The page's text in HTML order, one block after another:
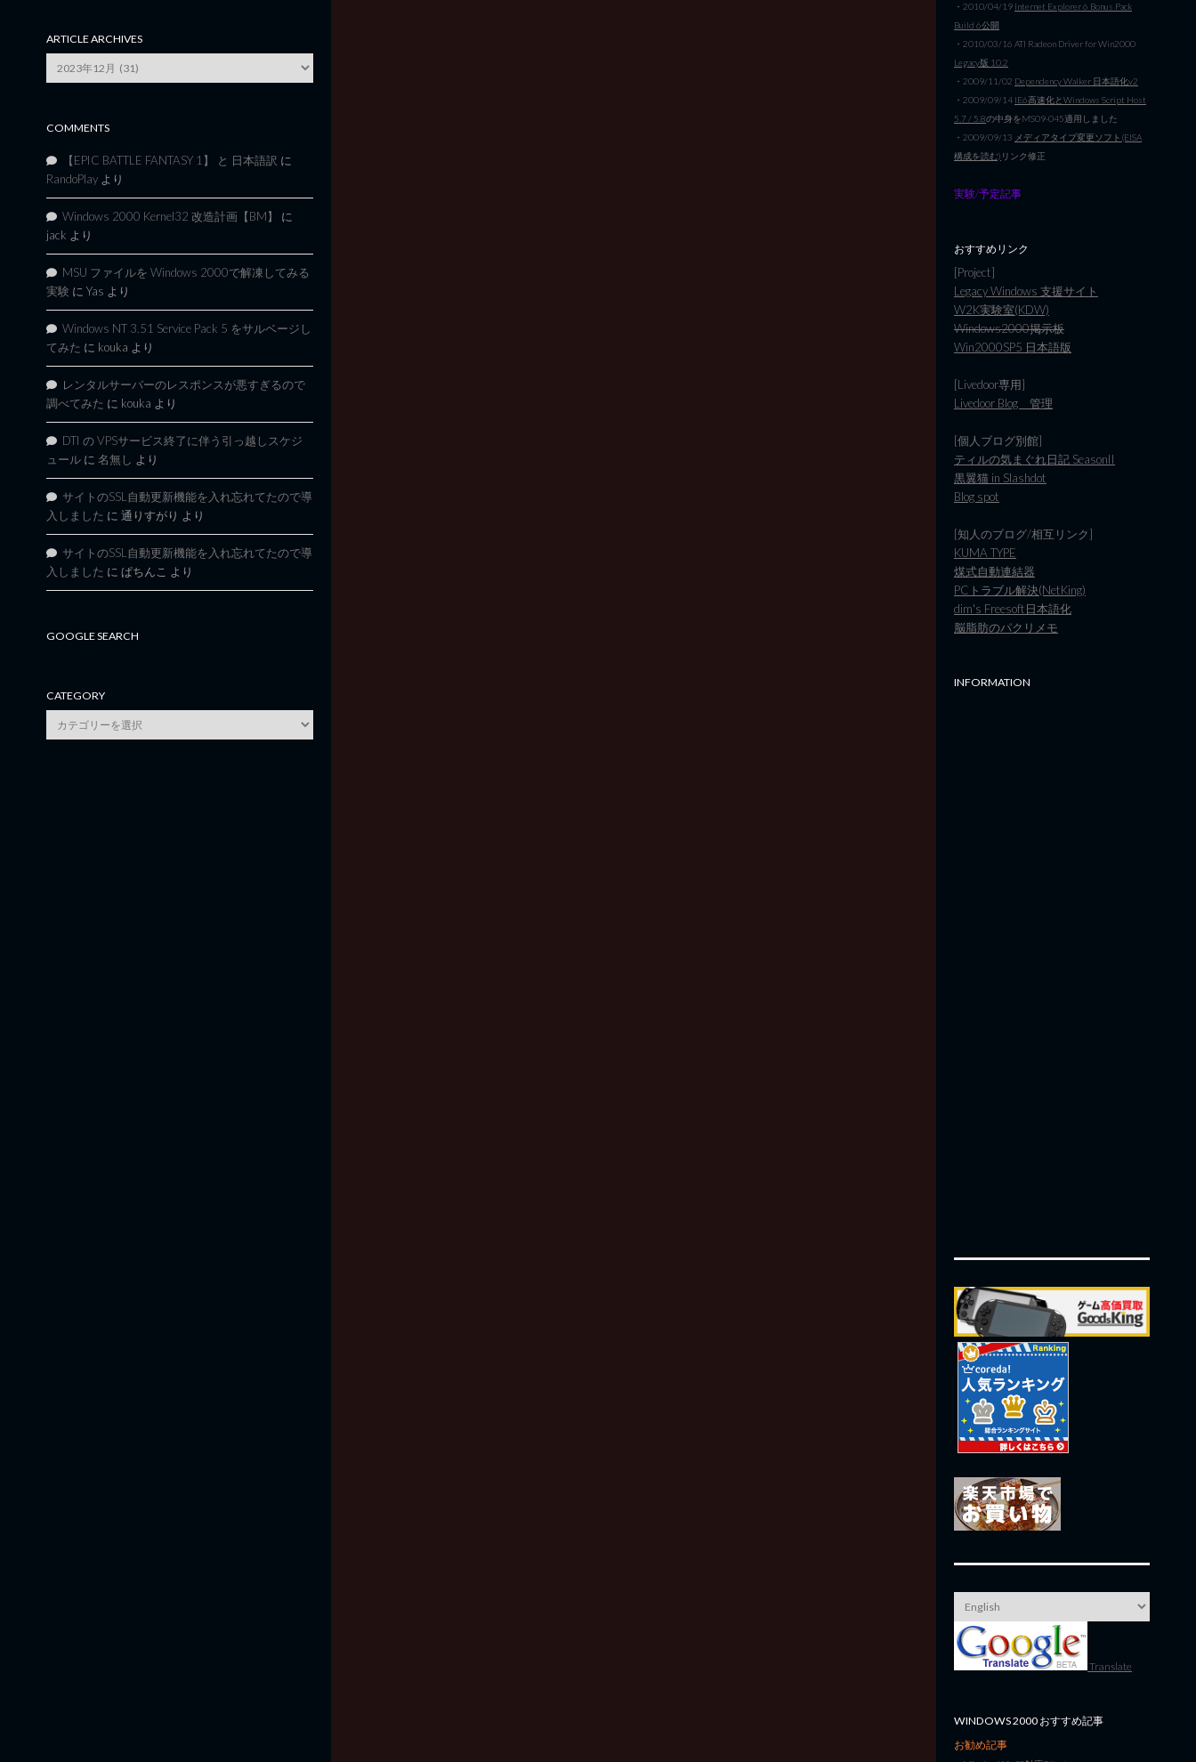
ARTICLE ARCHIVES
Archives
COMMENTS
【EPIC BATTLE FANTASY 1】 と 日本語訳 に
RandoPlay より
Windows 2000 Kernel32 改造計画【BM】
に
jack より
MSU ファイルを Windows 2000で解凍してみる
実験 に Yas より
Windows NT 3.51 Service Pack 5 をサルベージし
てみた に kouka より
レンタルサーバーのレスポンスが悪すぎるので
調べてみた に kouka より
DTI の VPSサービス終了に伴う引っ越しスケジ
ュール に 名無し より
サイトのSSL自動更新機能を入れ忘れてたので導
入しました に 通りすがり より
サイトのSSL自動更新機能を入れ忘れてたので導
入しました に ぱちんこ より
GOOGLE SEARCH
CATEGORY
category
・2010/04/19 Internet Explorer 6 Bonus Pack
Build 6公開
・2010/03/16 ATI Radeon Driver for Win2000
Legacy版 10.2
・2009/11/02 Dependency Walker 日本語化v2
・2009/09/14 IE6高速化とWindows Script Host
5.7 / 5.8の中身をMS09-045適用しました
・2009/09/13 メディアタイプ変更ソフト(EISA
構成を読む) リンク修正
実験/予定記事
おすすめリンク
[Project]
Legacy Windows 支援サイト
W2K実験室(KDW)
Windows2000掲示板
Win2000SP5 日本語版
[Livedoor専用]
Livedoor Blog 管理
[個人ブログ別館]
ティルの気まぐれ日記 SeasonII
黒翼猫 in Slashdot
Blog spot
[知人のブログ/相互リンク]
KUMA TYPE
煤式自動連結器
PCトラブル解決(NetKing)
dim's Freesoft日本語化
脳脂肪のパクリメモ
INFORMATION
Translate
WINDOWS 2000 おすすめ記事
お勧め記事